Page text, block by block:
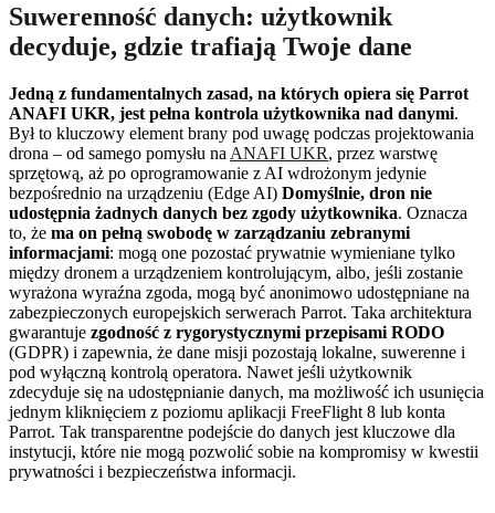
Suwerenność danych: użytkownik
decyduje, gdzie trafiają Twoje dane
Jedną z fundamentalnych zasad, na których opiera się Parrot
ANAFI UKR, jest pełna kontrola użytkownika nad danymi.
Był to kluczowy element brany pod uwagę podczas projektowania
drona – od samego pomysłu na ANAFI UKR, przez warstwę
sprzętową, aż po oprogramowanie z AI wdrożonym jedynie
bezpośrednio na urządzeniu (Edge AI) Domyślnie, dron nie
udostępnia żadnych danych bez zgody użytkownika. Oznacza
to, że ma on pełną swobodę w zarządzaniu zebranymi
informacjami: mogą one pozostać prywatnie wymieniane tylko
między dronem a urządzeniem kontrolującym, albo, jeśli zostanie
wyrażona wyraźna zgoda, mogą być anonimowo udostępniane na
zabezpieczonych europejskich serwerach Parrot. Taka architektura
gwarantuje zgodność z rygorystycznymi przepisami RODO
(GDPR) i zapewnia, że dane misji pozostają lokalne, suwerenne i
pod wyłączną kontrolą operatora. Nawet jeśli użytkownik
zdecyduje się na udostępnianie danych, ma możliwość ich usunięcia
jednym kliknięciem z poziomu aplikacji FreeFlight 8 lub konta
Parrot. Tak transparentne podejście do danych jest kluczowe dla
instytucji, które nie mogą pozwolić sobie na kompromisy w kwestii
prywatności i bezpieczeństwa informacji.